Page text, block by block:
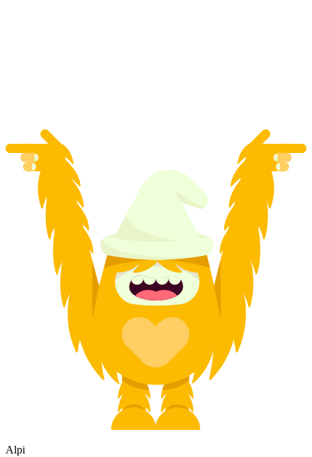
Alpi